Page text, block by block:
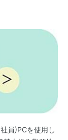
者手帳である
法律がなく、
られていない。
員)PCを使用し